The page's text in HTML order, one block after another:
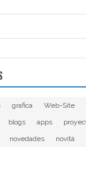
grafica Web-Site
blogs apps
novedades novità